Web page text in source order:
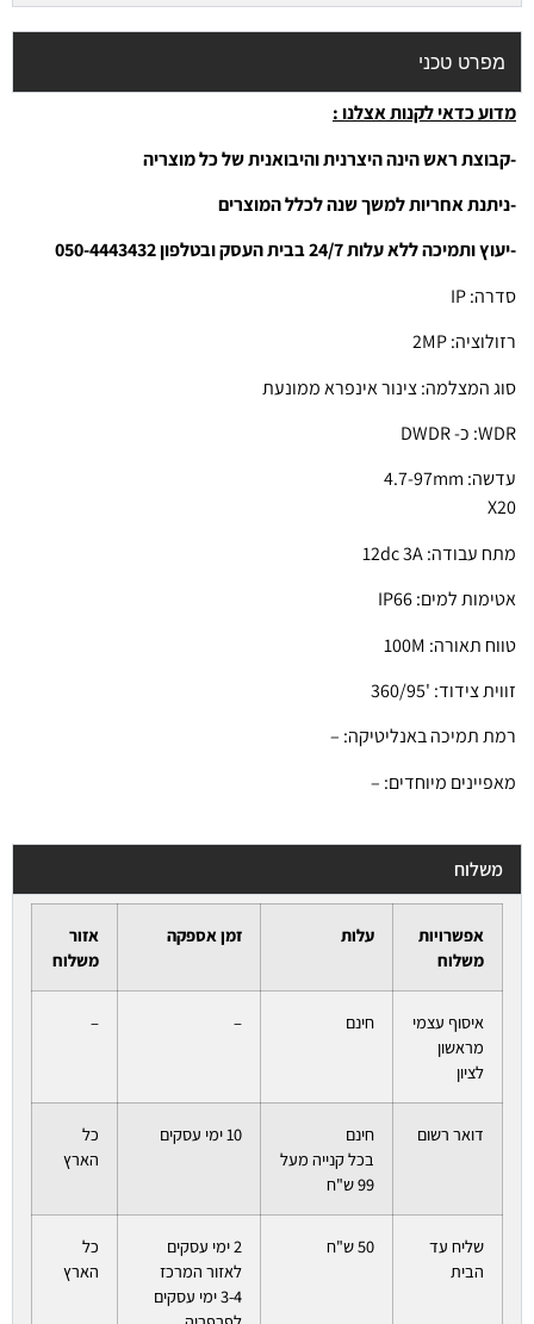
מפרט טכני
מדוע כדאי לקנות אצלנו :
-קבוצת ראש הינה היצרנית והיבואנית של כל מוצריה
-ניתנת אחריות למשך שנה לכלל המוצרים
-יעוץ ותמיכה ללא עלות 24/7 בבית העסק ובטלפון 050-4443432
סדרה: IP
רזולוציה: 2MP
סוג המצלמה: צינור אינפרא ממונעת
WDR: כ- DWDR
עדשה: 4.7-97mm
X20
מתח עבודה: 12dc 3A
אטימות למים: IP66
טווח תאורה: 100M
זווית צידוד: '360/95
רמת תמיכה באנליטיקה: –
מאפיינים מיוחדים: –
משלוח
אפשרויות
משלוח
עלות זמן אספקה
אזור
משלוח
איסוף עצמי
מראשון
לציון
חינם –
–
דואר רשום
חינם
בכל קנייה מעל
99 ש"ח
10 ימי עסקים
כל
הארץ
שליח עד
הבית
50 ש"ח
2 ימי עסקים
לאזור המרכז
3-4 ימי עסקים
כל
הארץ